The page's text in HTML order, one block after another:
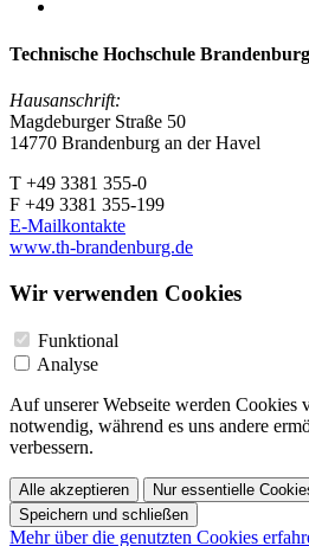
Technische Hochschule Brandenburg
Hausanschrift:
Magdeburger Straße 50
14770 Brandenburg an der Havel
T +49 3381 355-0
F +49 3381 355-199
E-Mailkontakte
www.th-brandenburg.de
Wir verwenden Cookies
Funktional
Analyse
Auf unserer Webseite werden Cookies
notwendig, während es uns andere
verbessern.
Alle akzeptieren
Nur essentielle
Speichern und schließen
Mehr über die genutzten Cookies